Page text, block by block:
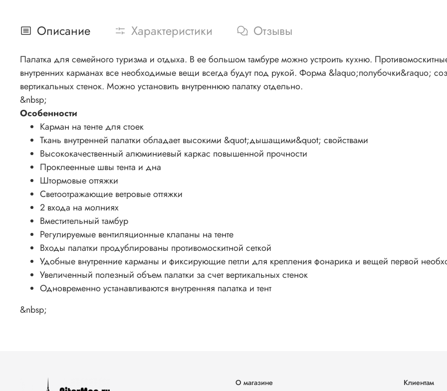
Описание Характеристики Отзывы
Палатка для семейного туризма и отдыха. В ее большом тамбуре можно устроить кухню.
внутренних карманах все необходимые вещи всегда будут под рукой. Форма &laquo;полубочки&raquo;
вертикальных стенок. Можно установить внутреннюю палатку отдельно.
&nbsp;
Особенности
Карман на тенте для стоек
Ткань внутренней палатки обладает высокими &quot;дышащими&quot; свойствами
Высококачественный алюминиевый каркас повышенной прочности
Проклеенные швы тента и дна
Штормовые оттяжки
Светоотражающие ветровые оттяжки
2 входа на молниях
Вместительный тамбур
Регулируемые вентиляционные клапаны на тенте
Входы палатки продублированы противомоскитной сеткой
Удобные внутренние карманы и фиксирующие петли для крепления фонарика и вещей первой
Увеличенный полезный объем палатки за счет вертикальных стенок
Одновременно устанавливаются внутренняя палатка и тент
&nbsp;
О магазине Клиентам